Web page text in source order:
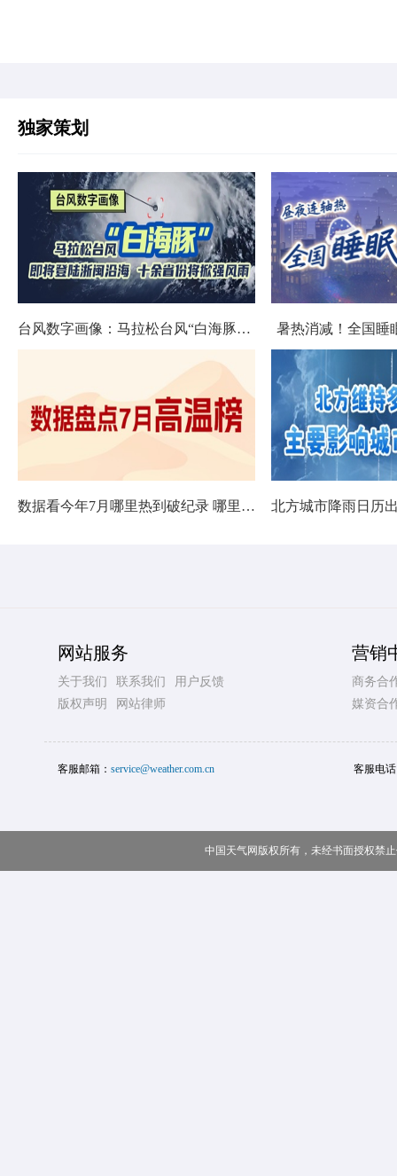
独家策划
台风数字画像：马拉松台风“白海豚”将影响十余省份 暑热消减！全国睡
数据看今年7月哪里热到破纪录 哪里暑热连轴转
网站服务
关于我们 联系我们
用户反馈
版权声明
网站律师
营销
商务合
媒资合
客服邮箱： service@weather.com.cn 客服电
中国天气网版权所有，未经书面授权